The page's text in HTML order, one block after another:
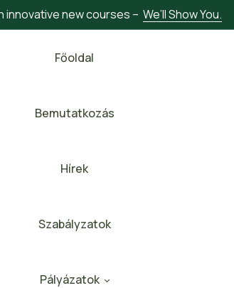
innovative new courses – We’ll Show You.
Főoldal
Bemutatkozás
Hírek
Szabályzatok
Pályázatok